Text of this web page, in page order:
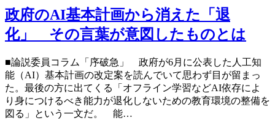
政府のAI基本計画から消えた「退
化」 その言葉が意図したものとは
■論説委員コラム「序破急」 政府が6月に公表した人工知
能（AI）基本計画の改定案を読んでいて思わず目が留まっ
た。最後の方に出てくる「オフライン学習などAI依存によ
り身につけるべき能力が退化しないための教育環境の整備を
図る」という一文だ。 能…